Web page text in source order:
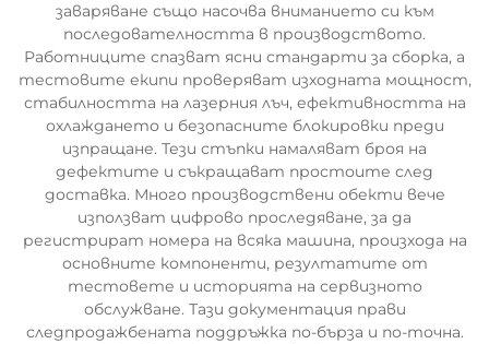
заваряване също насочва вниманието си към
последователността в производството.
Работниците спазват ясни стандарти за сборка, а
тестовите екипи проверяват изходната мощност,
стабилността на лазерния лъч, ефективността на
охлаждането и безопасните блокировки преди
изпращане. Тези стъпки намаляват броя на
дефектите и съкращават простоите след
доставка. Много производствени обекти вече
използват цифрово проследяване, за да
регистрират номера на всяка машина, произхода на
основните компоненти, резултатите от
тестовете и историята на сервизното
обслужване. Тази документация прави
следпродажбената поддръжка по-бърза и по-точна.